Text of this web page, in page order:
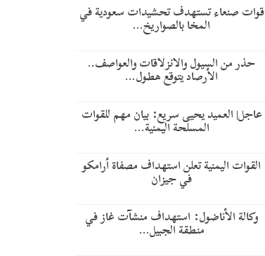
قوات صنعاء تستهدف تحشيدات سعودية في
المخا بالصواريخ…
حذر من السيول والانزلاقات والعواصف..
الأرصاد يتوقع هطول…
عاجل| العميد يحيى سريع: بيان مهم للقوات
المسلحة اليمنية…
القوات اليمنية تعلن استهداف مصفاة أرامكو
في جيزان
وكالة الأناضول: استهداف منشآت غاز في
منطقة الجبيل…